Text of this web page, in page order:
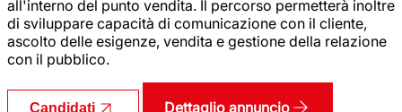
all'interno del punto vendita. Il percorso permetterà inoltre
di sviluppare capacità di comunicazione con il cliente,
ascolto delle esigenze, vendita e gestione della relazione
con il pubblico.
Candidati Dettaglio annuncio